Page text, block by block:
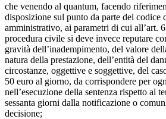
che venendo al quantum, facendo
disposizione sul punto da parte del codice
amministrativo, ai parametri di cui all’art.
procedura civile si deve invece reputare
gravità dell’inadempimento, del valore
natura della prestazione, dell’entità del
circostanze, oggettive e soggettive, del
50 euro al giorno, da corrispondere per
nell’esecuzione della sentenza rispetto al
sessanta giorni dalla notificazione o
decisione;